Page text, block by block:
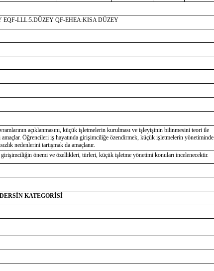
EQF-LLL:5.DÜZEY QF-EHEA:KISA DÜZEY
açıklanmasını, küçük işletmelerin kurulması ve işleyişinin bilinmesini teori ile
amaçlar. Öğrencileri iş hayatında girişimciliğe özendirmek, küçük işletmelerin yönetiminde
nedenlerini tartışmak da amaçlanır.
önemi ve özellikleri, türleri, küçük işletme yönetimi konuları incelenecektir.
DERSİN KATEGORİSİ